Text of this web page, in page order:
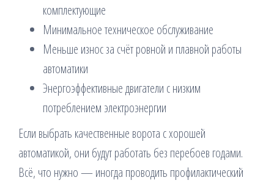
комплектующие
Минимальное техническое обслуживание
Меньше износ за счёт ровной и плавной работы
автоматики
Энергоэффективные двигатели с низким
потреблением электроэнергии
Если выбрать качественные ворота с хорошей
автоматикой, они будут работать без перебоев годами.
Всё, что нужно — иногда проводить профилактический